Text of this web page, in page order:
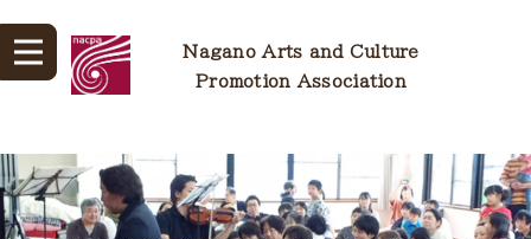
Nagano Arts and Culture
Promotion Association